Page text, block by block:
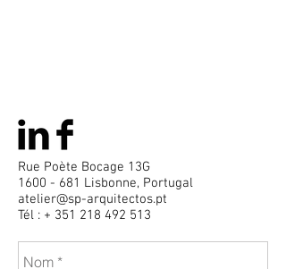
Rue Poète Bocage 13G
1600 - 681 Lisbonne, Portugal
atelier@sp-arquitectos.pt
Tél : + 351 218 492 513